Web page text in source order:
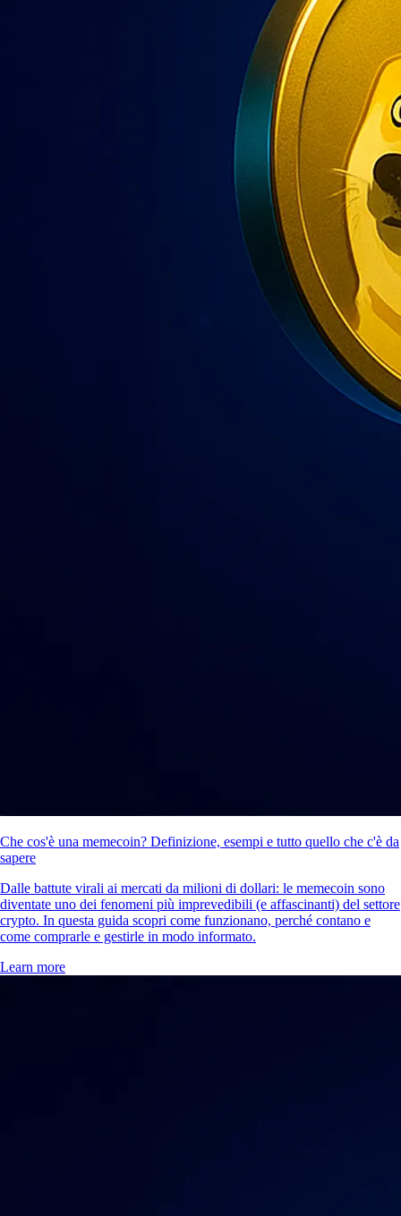
Che cos'è una memecoin? Definizione, esempi e tutto quello che c'è da
sapere
Dalle battute virali ai mercati da milioni di dollari: le memecoin sono
diventate uno dei fenomeni più imprevedibili (e affascinanti) del settore
crypto. In questa guida scopri come funzionano, perché contano e
come comprarle e gestirle in modo informato.
Learn more